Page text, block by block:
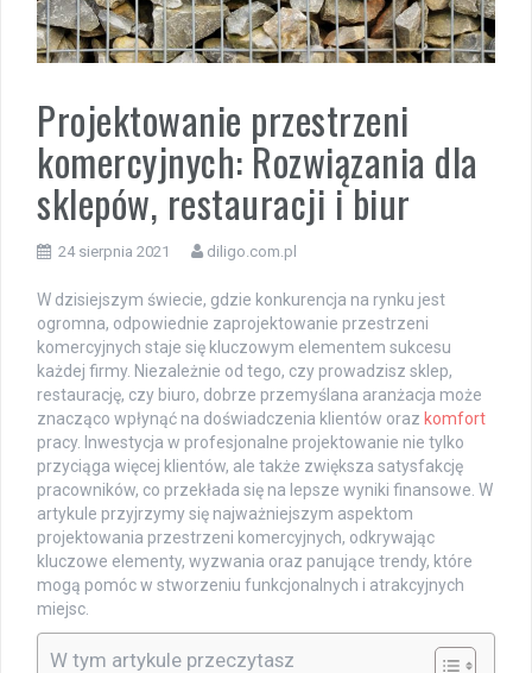
Projektowanie przestrzeni
komercyjnych: Rozwiązania dla
sklepów, restauracji i biur
24 sierpnia 2021 diligo.com.pl
W dzisiejszym świecie, gdzie konkurencja na rynku jest
ogromna, odpowiednie zaprojektowanie przestrzeni
komercyjnych staje się kluczowym elementem sukcesu
każdej firmy. Niezależnie od tego, czy prowadzisz sklep,
restaurację, czy biuro, dobrze przemyślana aranżacja może
znacząco wpłynąć na doświadczenia klientów oraz komfort
pracy. Inwestycja w profesjonalne projektowanie nie tylko
przyciąga więcej klientów, ale także zwiększa satysfakcję
pracowników, co przekłada się na lepsze wyniki finansowe. W
artykule przyjrzymy się najważniejszym aspektom
projektowania przestrzeni komercyjnych, odkrywając
kluczowe elementy, wyzwania oraz panujące trendy, które
mogą pomóc w stworzeniu funkcjonalnych i atrakcyjnych
miejsc.
W tym artykule przeczytasz